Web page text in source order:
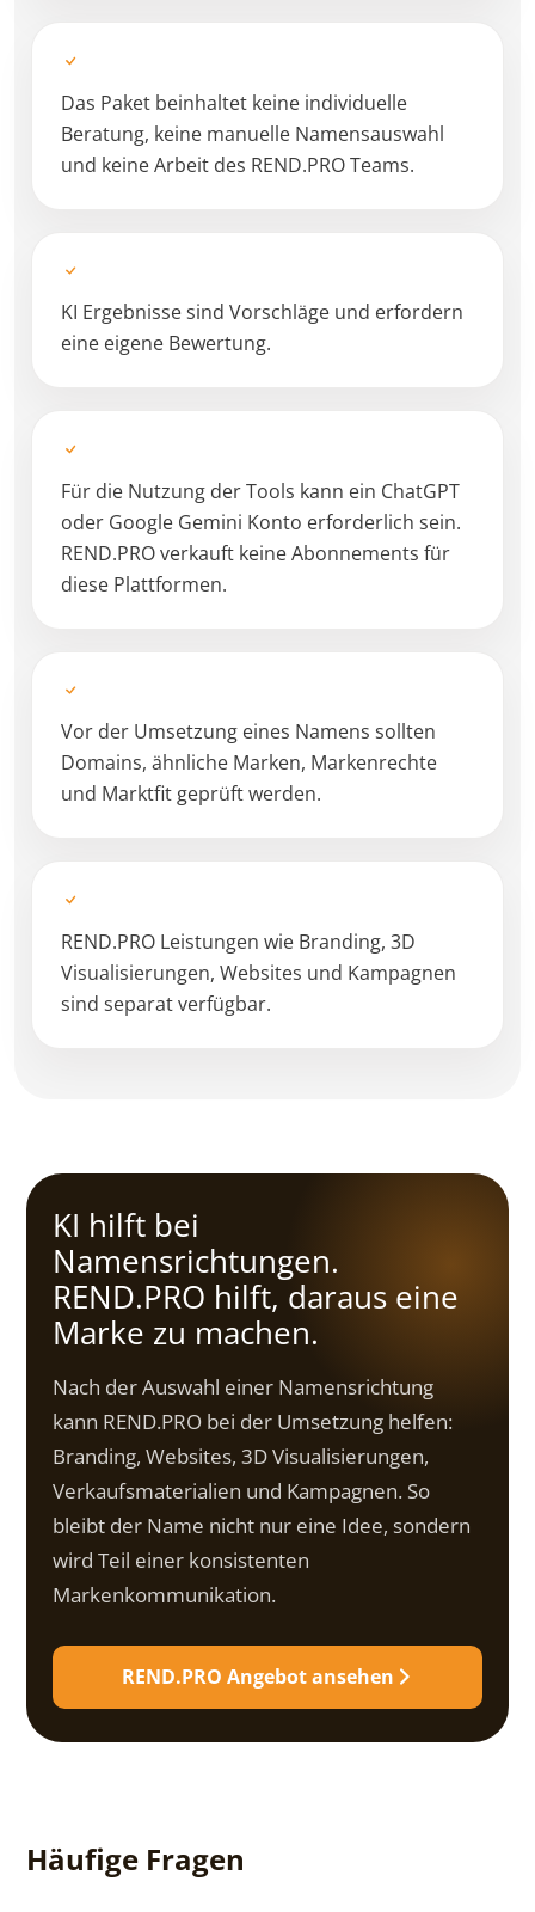
Das Paket beinhaltet keine individuelle
Beratung, keine manuelle Namensauswahl
und keine Arbeit des REND.PRO Teams.
KI Ergebnisse sind Vorschläge und erfordern
eine eigene Bewertung.
Für die Nutzung der Tools kann ein ChatGPT
oder Google Gemini Konto erforderlich sein.
REND.PRO verkauft keine Abonnements für
diese Plattformen.
Vor der Umsetzung eines Namens sollten
Domains, ähnliche Marken, Markenrechte
und Marktfit geprüft werden.
REND.PRO Leistungen wie Branding, 3D
Visualisierungen, Websites und Kampagnen
sind separat verfügbar.
KI hilft bei
Namensrichtungen.
REND.PRO hilft, daraus eine
Marke zu machen.
Nach der Auswahl einer Namensrichtung
kann REND.PRO bei der Umsetzung helfen:
Branding, Websites, 3D Visualisierungen,
Verkaufsmaterialien und Kampagnen. So
bleibt der Name nicht nur eine Idee, sondern
wird Teil einer konsistenten
Markenkommunikation.
REND.PRO Angebot ansehen
Häufige Fragen